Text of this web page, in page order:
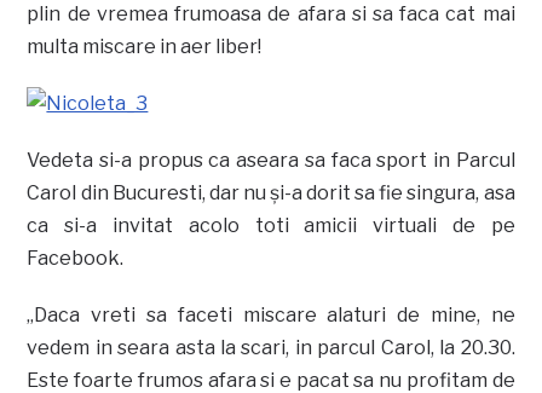
plin de vremea frumoasa de afara si sa faca cat mai
multa miscare in aer liber!
Vedeta si-a propus ca aseara sa faca sport in Parcul
Carol din Bucuresti, dar nu şi-a dorit sa fie singura, asa
ca si-a invitat acolo toti amicii virtuali de pe
Facebook.
„Daca vreti sa faceti miscare alaturi de mine, ne
vedem in seara asta la scari, in parcul Carol, la 20.30.
Este foarte frumos afara si e pacat sa nu profitam de